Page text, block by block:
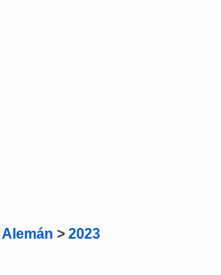
Alemán > 2023